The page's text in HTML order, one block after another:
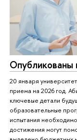
Опубликованы
20 января
приема на 2026 год.
ключевые детали
образовательные
испытания
достижения могут